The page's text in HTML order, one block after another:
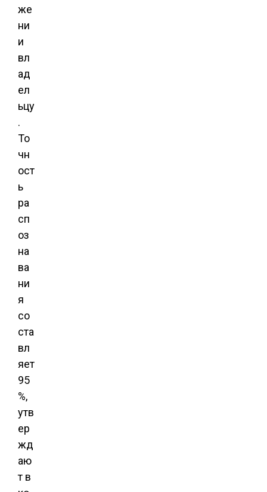
же
ни
и
вл
ад
ел
ьцу
.
То
чн
ост
ь
ра
сп
оз
на
ва
ни
я
со
ста
вл
яет
95
%,
утв
ер
жд
аю
т в